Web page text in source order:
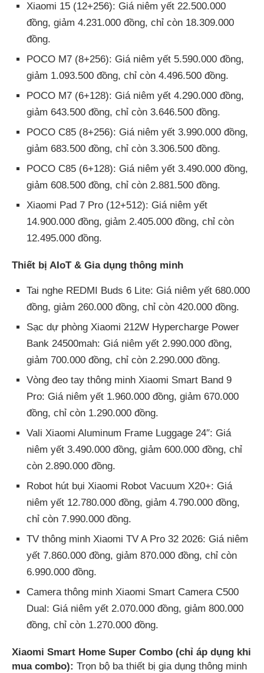
Xiaomi 15 (12+256): Giá niêm yết 22.500.000
đồng, giảm 4.231.000 đồng, chỉ còn 18.309.000
đồng.
POCO M7 (8+256): Giá niêm yết 5.590.000 đồng,
giảm 1.093.500 đồng, chỉ còn 4.496.500 đồng.
POCO M7 (6+128): Giá niêm yết 4.290.000 đồng,
giảm 643.500 đồng, chỉ còn 3.646.500 đồng.
POCO C85 (8+256): Giá niêm yết 3.990.000 đồng,
giảm 683.500 đồng, chỉ còn 3.306.500 đồng.
POCO C85 (6+128): Giá niêm yết 3.490.000 đồng,
giảm 608.500 đồng, chỉ còn 2.881.500 đồng.
Xiaomi Pad 7 Pro (12+512): Giá niêm yết
14.900.000 đồng, giảm 2.405.000 đồng, chỉ còn
12.495.000 đồng.
Thiết bị AIoT & Gia dụng thông minh
Tai nghe REDMI Buds 6 Lite: Giá niêm yết 680.000
đồng, giảm 260.000 đồng, chỉ còn 420.000 đồng.
Sạc dự phòng Xiaomi 212W Hypercharge Power
Bank 24500mah: Giá niêm yết 2.990.000 đồng,
giảm 700.000 đồng, chỉ còn 2.290.000 đồng.
Vòng đeo tay thông minh Xiaomi Smart Band 9
Pro: Giá niêm yết 1.960.000 đồng, giảm 670.000
đồng, chỉ còn 1.290.000 đồng.
Vali Xiaomi Aluminum Frame Luggage 24″: Giá
niêm yết 3.490.000 đồng, giảm 600.000 đồng, chỉ
còn 2.890.000 đồng.
Robot hút bụi Xiaomi Robot Vacuum X20+: Giá
niêm yết 12.780.000 đồng, giảm 4.790.000 đồng,
chỉ còn 7.990.000 đồng.
TV thông minh Xiaomi TV A Pro 32 2026: Giá niêm
yết 7.860.000 đồng, giảm 870.000 đồng, chỉ còn
6.990.000 đồng.
Camera thông minh Xiaomi Smart Camera C500
Dual: Giá niêm yết 2.070.000 đồng, giảm 800.000
đồng, chỉ còn 1.270.000 đồng.
Xiaomi Smart Home Super Combo (chỉ áp dụng khi
mua combo): Trọn bộ ba thiết bị gia dụng thông minh